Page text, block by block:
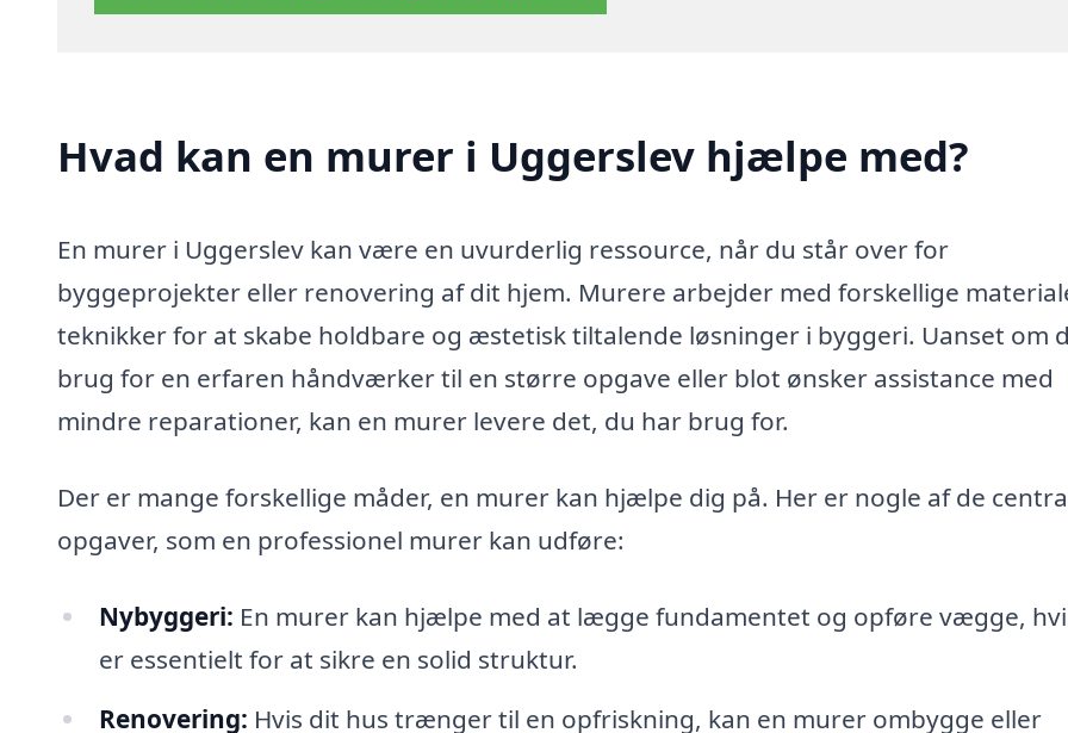
Hvad kan en murer i Uggerslev hjælpe med?
En murer i Uggerslev kan være en uvurderlig ressource, når du står over for
byggeprojekter eller renovering af dit hjem. Murere arbejder med forskellige
teknikker for at skabe holdbare og æstetisk tiltalende løsninger i byggeri. Uanset om
brug for en erfaren håndværker til en større opgave eller blot ønsker assistance med
mindre reparationer, kan en murer levere det, du har brug for.
Der er mange forskellige måder, en murer kan hjælpe dig på. Her er nogle af de
opgaver, som en professionel murer kan udføre:
Nybyggeri: En murer kan hjælpe med at lægge fundamentet og opføre vægge,
er essentielt for at sikre en solid struktur.
Renovering: Hvis dit hus trænger til en opfriskning, kan en murer ombygge eller